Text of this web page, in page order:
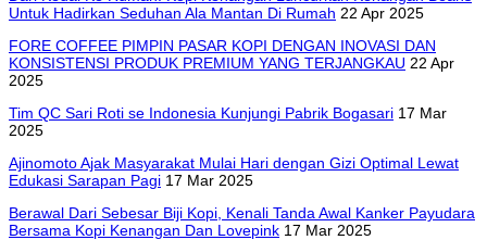
Untuk Hadirkan Seduhan Ala Mantan Di Rumah 22 Apr 2025
FORE COFFEE PIMPIN PASAR KOPI DENGAN INOVASI DAN
KONSISTENSI PRODUK PREMIUM YANG TERJANGKAU 22 Apr
2025
Tim QC Sari Roti se Indonesia Kunjungi Pabrik Bogasari 17 Mar
2025
Ajinomoto Ajak Masyarakat Mulai Hari dengan Gizi Optimal Lewat
Edukasi Sarapan Pagi 17 Mar 2025
Berawal Dari Sebesar Biji Kopi, Kenali Tanda Awal Kanker Payudara
Bersama Kopi Kenangan Dan Lovepink 17 Mar 2025